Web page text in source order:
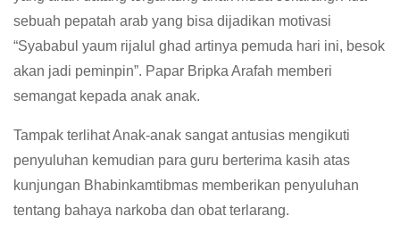
sebuah pepatah arab yang bisa dijadikan motivasi
“Syababul yaum rijalul ghad artinya pemuda hari ini, besok
akan jadi peminpin”. Papar Bripka Arafah memberi
semangat kepada anak anak.
Tampak terlihat Anak-anak sangat antusias mengikuti
penyuluhan kemudian para guru berterima kasih atas
kunjungan Bhabinkamtibmas memberikan penyuluhan
tentang bahaya narkoba dan obat terlarang.